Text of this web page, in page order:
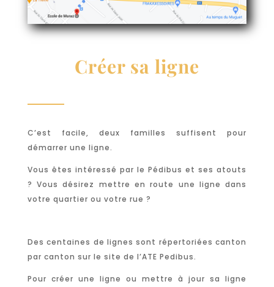
Créer sa ligne
C’est facile, deux familles suffisent pour
démarrer une ligne.
Vous êtes intéressé par le Pédibus et ses atouts
? Vous désirez mettre en route une ligne dans
votre quartier ou votre rue ?
Des centaines de lignes sont répertoriées canton
par canton sur le site de l’ATE Pedibus.
Pour créer une ligne ou mettre à jour sa ligne